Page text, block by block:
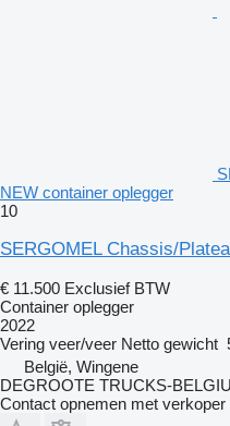
NEW container oplegger
10
SERGOMEL Chassis/
€ 11.500 Exclusief BTW
Container oplegger
2022
Vering veer/veer Netto gewicht
België, Wingene
DEGROOTE TRUCKS-
Contact opnemen met verkoper